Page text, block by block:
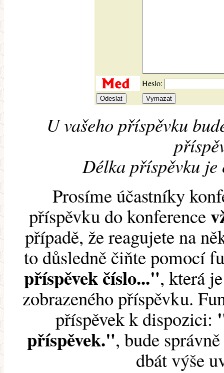
Heslo:
U vašeho příspěvku
Délka příspěvku je
Prosíme účastníky
příspěvku do konference
případě, že reagujete na
to důsledně čiňte pomocí
příspěvek číslo...", která
zobrazeného příspěvku.
příspěvek k dispozici:
příspěvek.", bude
dbát výše